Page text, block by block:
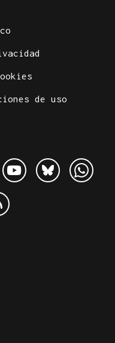
de uso